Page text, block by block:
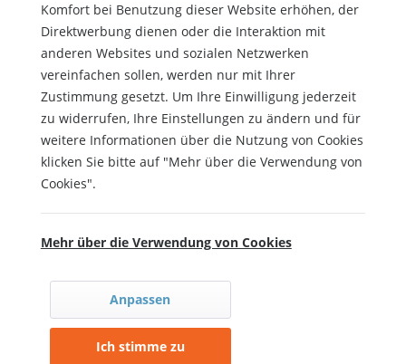
Komfort bei Benutzung dieser Website erhöhen, der
Direktwerbung dienen oder die Interaktion mit
anderen Websites und sozialen Netzwerken
vereinfachen sollen, werden nur mit Ihrer
Zustimmung gesetzt. Um Ihre Einwilligung jederzeit
zu widerrufen, Ihre Einstellungen zu ändern und für
weitere Informationen über die Nutzung von Cookies
klicken Sie bitte auf "Mehr über die Verwendung von
Cookies".
Mehr über die Verwendung von Cookies
Anpassen
Ich stimme zu